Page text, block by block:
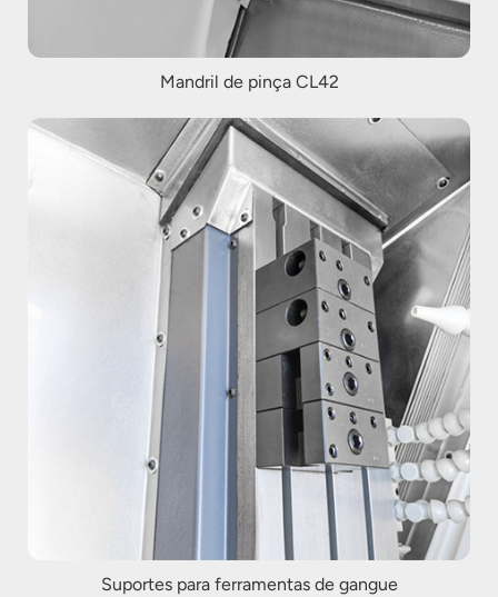
Mandril de pinça CL42
Suportes para ferramentas de gangue